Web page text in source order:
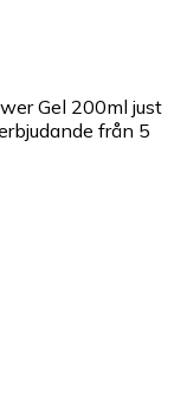
Gel 200ml just
från 5